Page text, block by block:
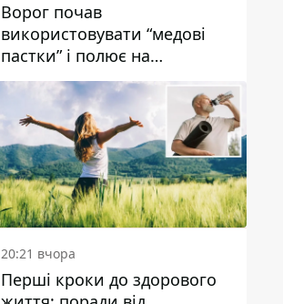
Ворог почав
використовувати “медові
пастки” і полює на
українських військових
20:21 вчора
Перші кроки до здорового